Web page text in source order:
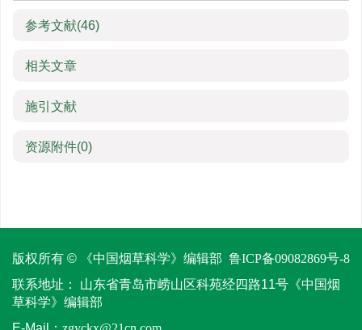
参考文献(46)
相关文章
施引文献
资源附件(0)
版权所有 © 《中国烟草科学》编辑部 鲁ICP备09082869号-8
联系地址：
山东省青岛市崂山区科苑经四路11号《中国烟
草科学》编辑部